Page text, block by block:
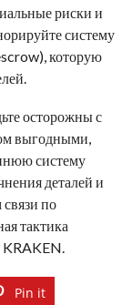
риски и
систему
которую
осторожны с
выгодными,
систему
деталей и
по
тактика
KRAKEN.
Pin it